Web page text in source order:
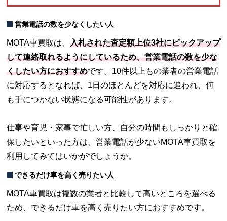
営業電話の数を少なくしたい人
MOTA車買取は、 入札された査定額上位3社にピックアップ
して連絡取れるようにしているため、営業電話の数を少な
くしたい方におすすめです。10件以上もの業者の営業電話
に対応するとなれば、1日のほとんどを対応に追われ、何
も手につかない状態になる可能性があります。
仕事や育児・家事で忙しい方、自分の時間もしっかりと確
保したいといった方は、営業電話が少ないMOTA車買取を
利用してみてはいかがでしょうか。
できるだけ車を高く売りたい人
MOTA車買取は複数の業者と比較して高いところを選べる
ため、できるだけ車を高く売りたい方におすすめです。